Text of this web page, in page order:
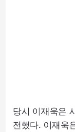
당시 이재욱은
전했다. 이재욱